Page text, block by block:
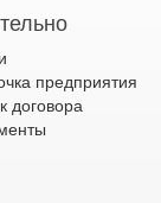
предприятия
договора